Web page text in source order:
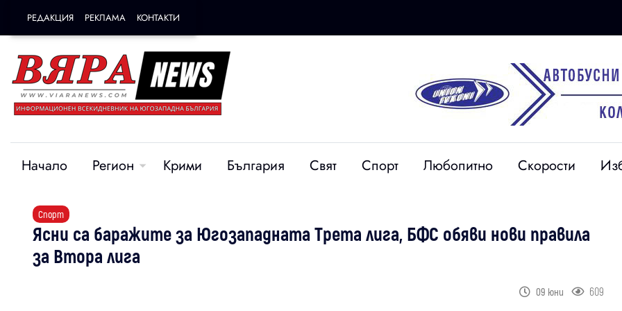
РЕДАКЦИЯ РЕКЛАМА КОНТАКТИ
Начало Регион Крими България Свят Спорт Любопитно Скорости
Спорт
Ясни са баражите за Югозападната Трета лига, БФС обяви нови правила
за Втора лига
09 юни 609